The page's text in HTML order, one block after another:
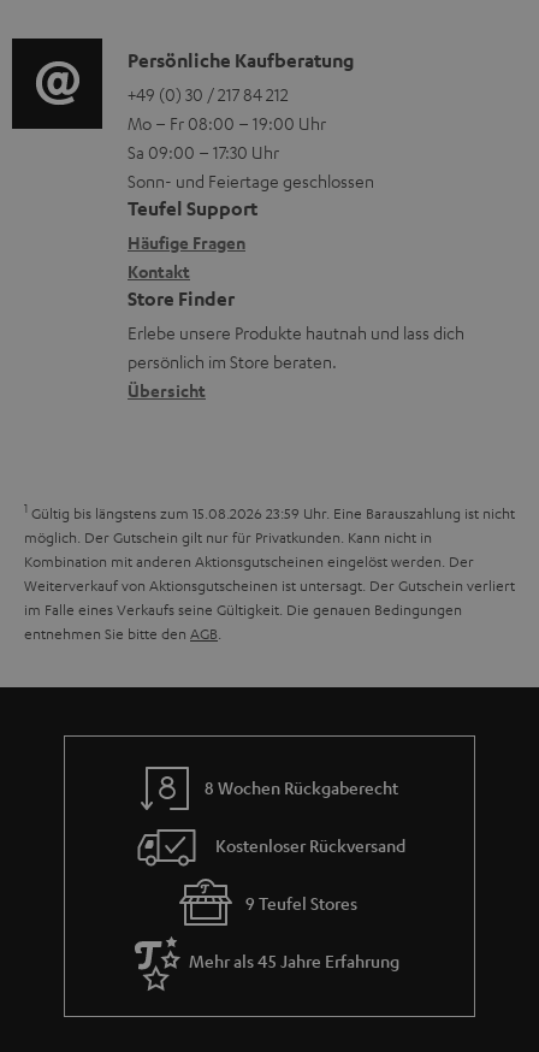
m
V
e
r
s
a
n
d
e
n
z
u
r
G
a
r
a
n
e
g
e
r
ä
t
e
R
ü
c
k
m
e
i
o
-
L
e
x
i
k
o
n
K
o
n
t
a
k
t
d
a
t
Persönliche Kaufberatung
+49 (0) 30 / 217 84 212
Mo – Fr 08:00 – 19:00 Uhr
Sa 09:00 – 17:30 Uhr
Sonn- und Feiertage geschlossen
Teufel Support
Häufige Fragen
Kontakt
Store Finder
Erlebe unsere Produkte hautnah und lass dich
persönlich im Store beraten.
Übersicht
1 Gültig bis längstens zum 15.08.2026 23:59 Uhr. Eine Barauszahlung ist nicht
möglich. Der Gutschein gilt nur für Privatkunden. Kann nicht in
Kombination mit anderen Aktionsgutscheinen eingelöst werden. Der
Weiterverkauf von Aktionsgutscheinen ist untersagt. Der Gutschein verliert
im Falle eines Verkaufs seine Gültigkeit. Die genauen Bedingungen
entnehmen Sie bitte den AGB
8 Wochen Rückgaberecht
Kostenloser Rückversand
9 Teufel Stores
Mehr als 45 Jahre Erfahrung